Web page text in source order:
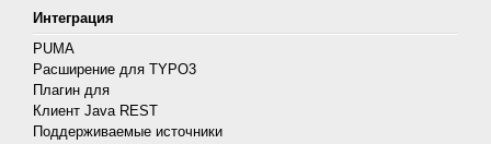
Интеграция
PUMA
Расширение для TYPO3
Плагин для
Клиент Java REST
Поддерживаемые источники